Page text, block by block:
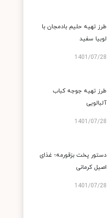
طرز تهیه حلیم بادمجان با
لوبیا سفید
1401/07/28
طرز تهیه جوجه کباب
آلبالویی
1401/07/28
دستور پخت بزقورمه؛ غذای
اصیل کرمانی
1401/07/28